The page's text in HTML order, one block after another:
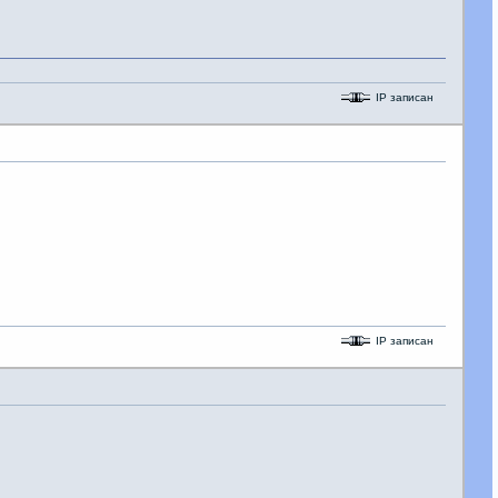
IP записан
IP записан